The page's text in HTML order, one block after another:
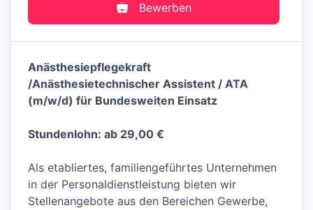
Bewerben
Anästhesiepflegekraft
/Anästhesietechnischer Assistent / ATA
(m/w/d) für Bundesweiten Einsatz
Stundenlohn: ab 29,00 €
Als etabliertes, familiengeführtes Unternehmen
in der Personaldienstleistung bieten wir
Stellenangebote aus den Bereichen Gewerbe,